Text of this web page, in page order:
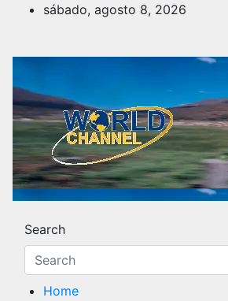
sábado, agosto 8, 2026
Noticias y
Search
Home